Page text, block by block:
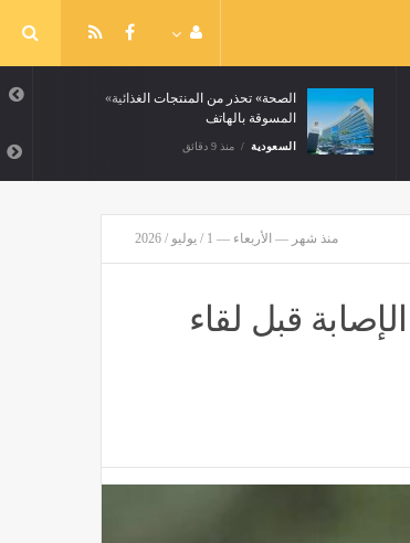
تسهيلات في تأشيرات العمل للشركات
الملتزمة
السعودية منذ 9 دقائق
منذ شهر — الأربعاء — 1 / يوليو / 2026
قبل لقاء